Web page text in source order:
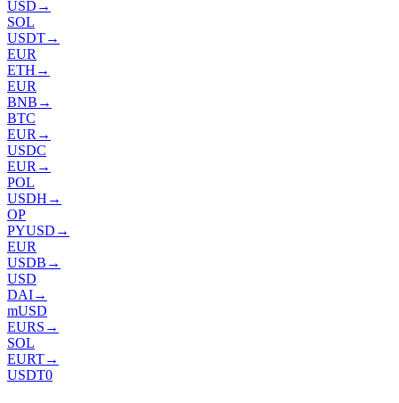
USD →
SOL
USDT→
EUR
ETH →
EUR
BNB →
BTC
EUR →
USDC
EUR →
POL
USDH →
OP
PYUSD →
EUR
USDB →
USD
DAI→
mUSD
EURS →
SOL
EURT→
USDT0